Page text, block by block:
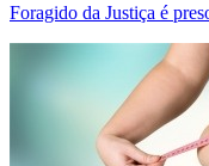
Foragido da Justiça é